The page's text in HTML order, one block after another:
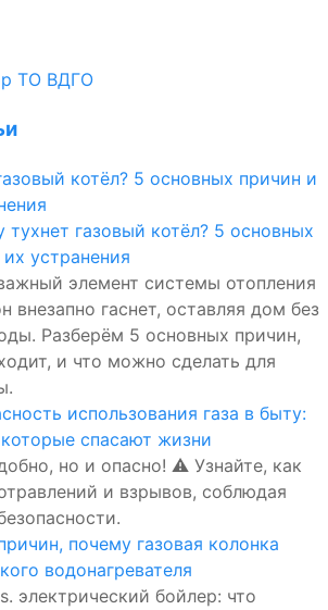
ТО ВДГО
тухнет газовый котёл? 5 основных
устранения
элемент системы отопления
внезапно гаснет, оставляя дом без
Разберём 5 основных причин,
и что можно сделать для
использования газа в быту:
спасают жизни
но и опасно! ⚠️ Узнайте, как
и взрывов, соблюдая
почему газовая колонка
водонагревателя
электрический бойлер: что